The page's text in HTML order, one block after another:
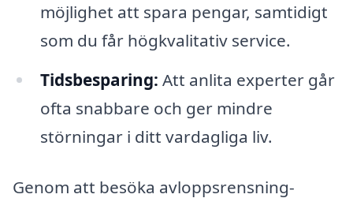
möjlighet att spara pengar, samtidigt
som du får högkvalitativ service.
Tidsbesparing: Att anlita experter går
ofta snabbare och ger mindre
störningar i ditt vardagliga liv.
Genom att besöka avloppsrensning-